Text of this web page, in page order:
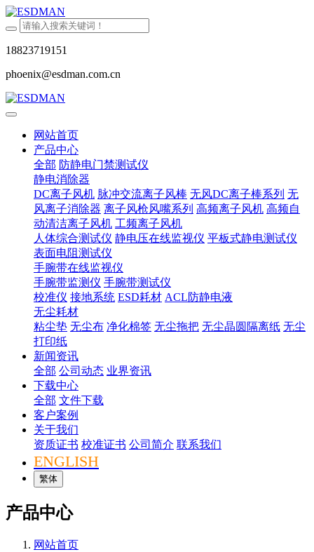
18823719151
phoenix@esdman.com.cn
网站首页
产品中心
全部 防静电门禁测试仪
静电消除器
DC离子风机 脉冲交流离子风棒 无风DC离子棒系列 无
风离子消除器 离子风枪风嘴系列 高频离子风机 高频自
动清洁离子风机 工频离子风机
人体综合测试仪 静电压在线监视仪 平板式静电测试仪
表面电阻测试仪
手腕带在线监视仪
手腕带监测仪 手腕带测试仪
校准仪 接地系统 ESD耗材 ACL防静电液
无尘耗材
粘尘垫 无尘布 净化棉签 无尘拖把 无尘晶圆隔离纸 无尘
打印纸
新闻资讯
全部 公司动态 业界资讯
下载中心
全部 文件下载
客户案例
关于我们
资质证书 校准证书 公司简介 联系我们
ENGLISH
繁体
产品中心
网站首页